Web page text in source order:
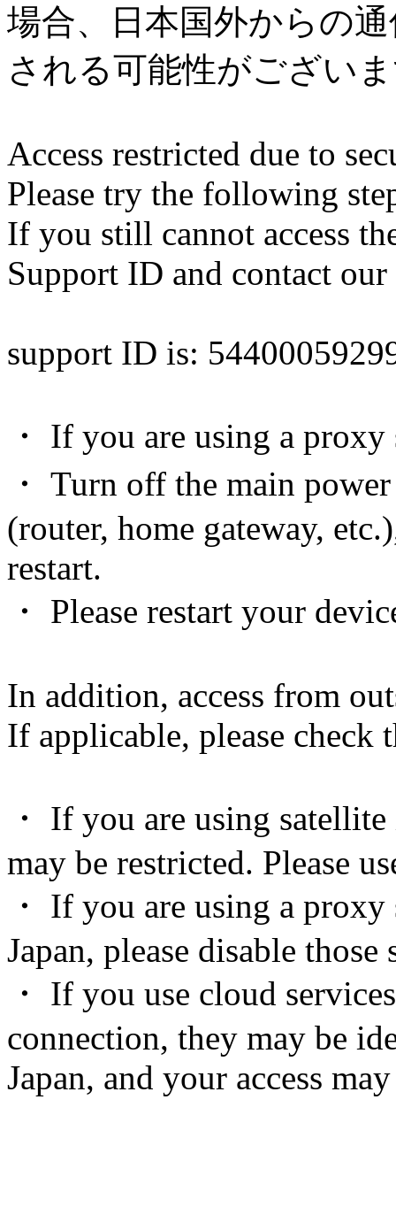
場合、日本国外からの
される可能性がござい
Access restricted due to
Please try the following
If you still cannot access
Support ID and contact
support ID is:
・ If you are using a
・ Turn off the main
(router, home gateway,
restart.
・ Please restart your
In addition, access from
If applicable, please
・ If you are using
may be restricted. Please
・ If you are using a
Japan, please disable those
・ If you use cloud
connection, they may be
Japan, and your access